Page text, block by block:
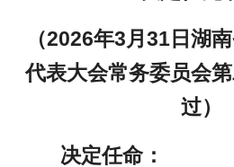
（2026年3月31日湖
代表大会常务委员会
过）
决定任命：